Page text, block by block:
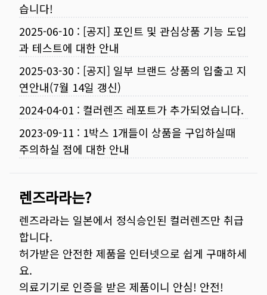
습니다!
2025-06-10 : [공지] 포인트 및 관심상품 기능 도입
과 테스트에 대한 안내
2025-03-30 : [공지] 일부 브랜드 상품의 입출고 지
연안내(7월 14일 갱신)
2024-04-01 : 컬러렌즈 레포트가 추가되었습니다.
2023-09-11 : 1박스 1개들이 상품을 구입하실때
주의하실 점에 대한 안내
렌즈라라는?
렌즈라라는 일본에서 정식승인된 컬러렌즈만 취급
합니다.
허가받은 안전한 제품을 인터넷으로 쉽게 구매하세
요.
의료기기로 인증을 받은 제품이니 안심! 안전!